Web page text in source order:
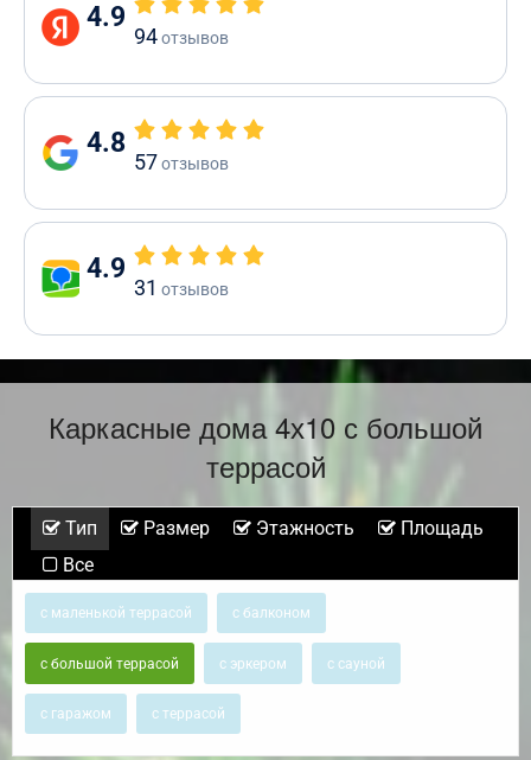
4.9
94отзывов
4.8
57отзывов
4.9
31 отзывов
Каркасные дома 4х10 с большой
террасой
Тип Размер Этажность
Площадь
Все
с маленькой террасой с балконом
с большой террасой с эркером с сауной
с гаражом с террасой